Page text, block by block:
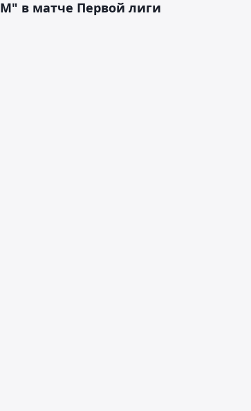
М" в матче Первой лиги